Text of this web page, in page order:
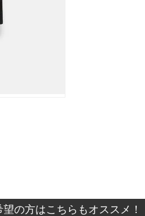
の方はこちらもオススメ！